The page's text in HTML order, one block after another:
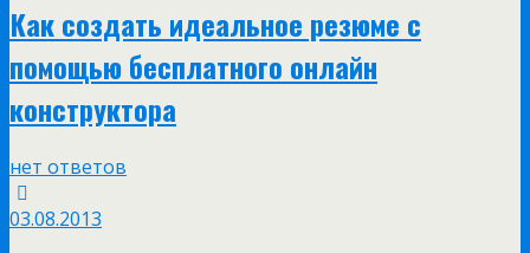
Как создать идеальное резюме с
помощью бесплатного онлайн
конструктора
нет ответов
03.08.2013